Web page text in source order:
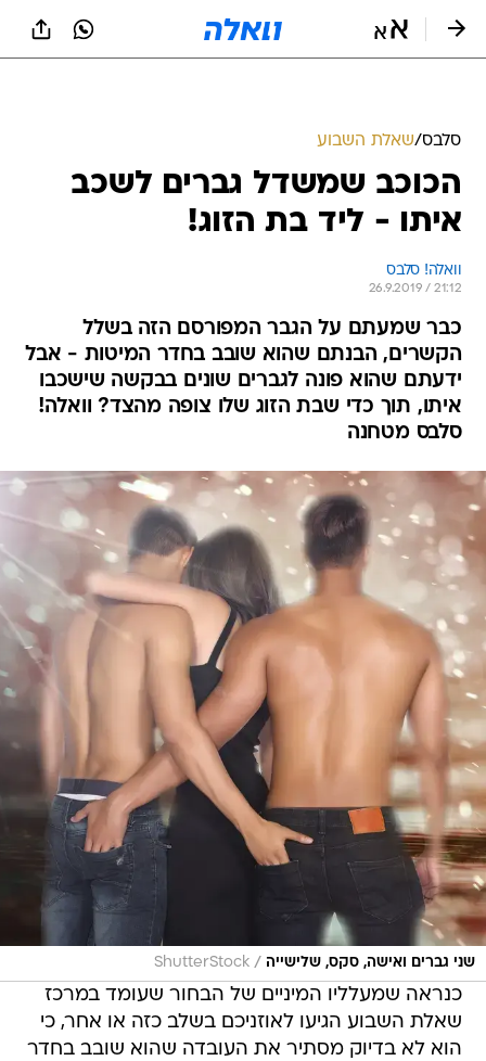
סלבס/שאלת השבוע
הכוכב שמשדל גברים לשכב
איתו - ליד בת הזוג!
וואלה! סלבס
26.9.2019 / 21:12
כבר שמעתם על הגבר המפורסם הזה בשלל
הקשרים, הבנתם שהוא שובב בחדר המיטות - אבל
ידעתם שהוא פונה לגברים שונים בבקשה שישכבו
איתו, תוך כדי שבת הזוג שלו צופה מהצד? וואלה!
סלבס מטחנה
שני גברים ואישה, סקס, שלישייה /
ShutterStock
כנראה שמעלליו המיניים של הבחור שעומד במרכז
שאלת השבוע הגיעו לאוזניכם בשלב כזה או אחר, כי
הוא לא בדיוק מסתיר את העובדה שהוא שובב בחדר